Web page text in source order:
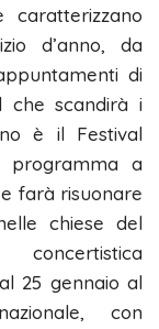
caratterizzano
d’anno, da
di
che scandirà i
è il Festival
programma a
farà risuonare
chiese del
25 gennaio al
con